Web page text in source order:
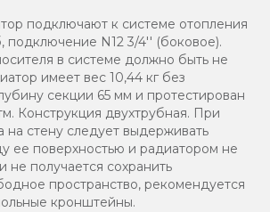
подключают к системе отопления
подключение N12 3/4'' (боковое).
в системе должно быть не
имеет вес 10,44 кг без
секции 65 мм и протестирован
Конструкция двухтрубная. При
стену следует выдерживать
ее поверхностью и радиатором не
не получается сохранить
пространство, рекомендуется
кронштейны.